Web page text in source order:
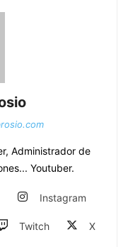
Administrador de
Youtuber.
Instagram
Twitch X